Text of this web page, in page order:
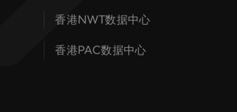
香港NWT数据中心
香港PAC数据中心